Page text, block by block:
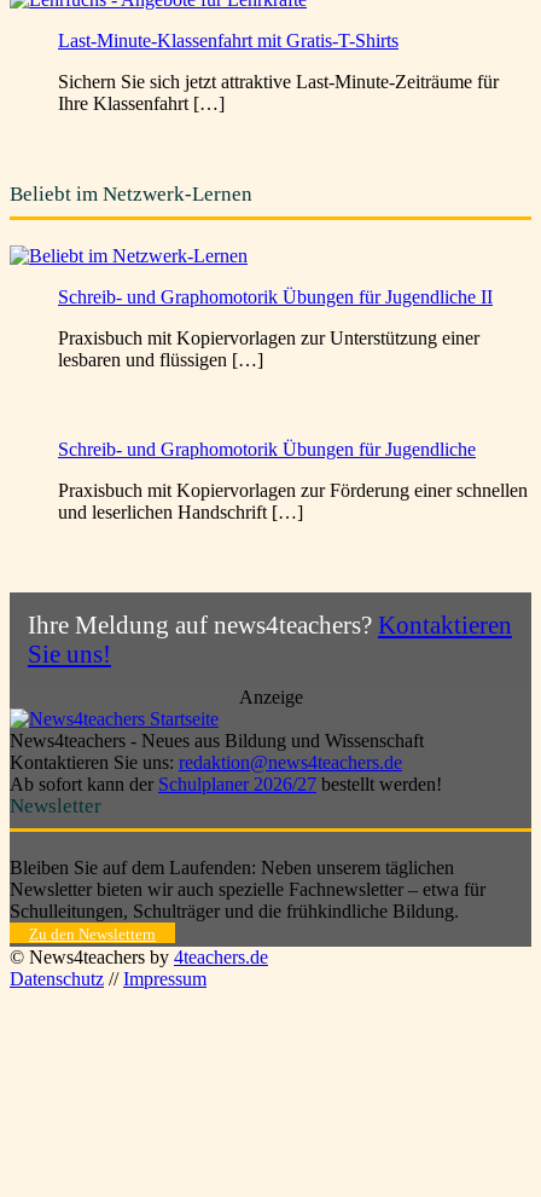
Last-Minute-Klassenfahrt mit Gratis-T-Shirts
Sichern Sie sich jetzt attraktive Last-Minute-Zeiträume für
Ihre Klassenfahrt […]
Beliebt im Netzwerk-Lernen
Schreib- und Graphomotorik Übungen für Jugendliche II
Praxisbuch mit Kopiervorlagen zur Unterstützung einer
lesbaren und flüssigen […]
Schreib- und Graphomotorik Übungen für Jugendliche
Praxisbuch mit Kopiervorlagen zur Förderung einer schnellen
und leserlichen Handschrift […]
Ihre Meldung auf news4teachers? Kontaktieren
Sie uns!
Anzeige
News4teachers - Neues aus Bildung und Wissenschaft
Kontaktieren Sie uns: redaktion@news4teachers.de
Ab sofort kann der Schulplaner 2026/27 bestellt werden!
Newsletter
Bleiben Sie auf dem Laufenden: Neben unserem täglichen
Newsletter bieten wir auch spezielle Fachnewsletter – etwa für
Schulleitungen, Schulträger und die frühkindliche Bildung.
Zu den Newslettern
© News4teachers by 4teachers.de
Datenschutz //Impressum